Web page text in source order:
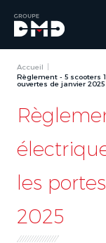
Accueil
Règlement - 5 scooters
ouvertes de janvier 2025
les
2025